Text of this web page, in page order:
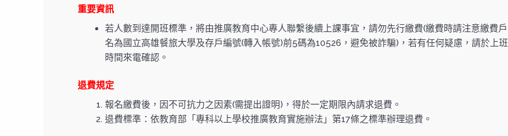
重要資訊
若人數到達開班標準，將由推廣教育中心專人聯繫後續上課事宜，請勿先行繳費(繳費時請注意繳費戶
名為國立高雄餐旅大學及存戶編號(轉入帳號)前5碼為10526，避免被詐騙)，若有任何疑慮，請於上班
時間來電確認。
退費規定
報名繳費後，因不可抗力之因素(需提出證明)，得於一定期限內請求退費。
退費標準：依教育部「專科以上學校推廣教育實施辦法」第17條之標準辦理退費。